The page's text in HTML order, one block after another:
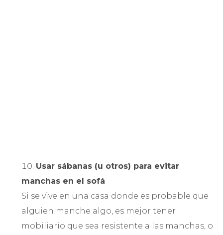
Usar sábanas (u otros) para evitar
manchas en el sofá
Si se vive en una casa donde es probable que
alguien manche algo, es mejor tener
mobiliario que sea resistente a las manchas, o